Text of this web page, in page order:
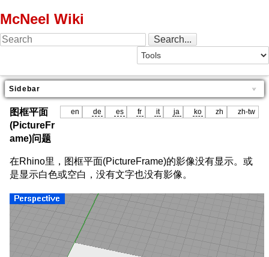
McNeel Wiki
Sidebar
en de es fr it ja ko zh zh-tw
图框平面
(PictureFr
ame)问题
在Rhino里，图框平面(PictureFrame)的影像没有显示。或
是显示白色或空白，没有文字也没有影像。